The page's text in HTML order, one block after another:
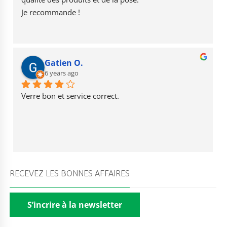
Je recommande !
Gatien O.
6 years ago
Verre bon et service correct.
RECEVEZ LES BONNES AFFAIRES
S’incrire à la newsletter